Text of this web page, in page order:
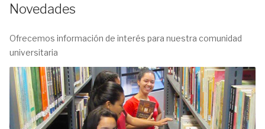
Novedades
Ofrecemos información de interés para nuestra comunidad
universitaria